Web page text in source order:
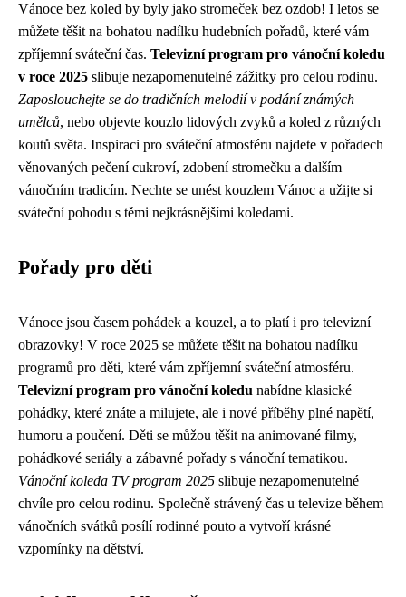
Vánoce bez koled by byly jako stromeček bez ozdob! I letos se
můžete těšit na bohatou nadílku hudebních pořadů, které vám
zpříjemní sváteční čas. Televizní program pro vánoční koledu
v roce 2025 slibuje nezapomenutelné zážitky pro celou rodinu.
Zaposlouchejte se do tradičních melodií v podání známých
umělců, nebo objevte kouzlo lidových zvyků a koled z různých
koutů světa. Inspiraci pro sváteční atmosféru najdete v pořadech
věnovaných pečení cukroví, zdobení stromečku a dalším
vánočním tradicím. Nechte se unést kouzlem Vánoc a užijte si
sváteční pohodu s těmi nejkrásnějšími koledami.
Pořady pro děti
Vánoce jsou časem pohádek a kouzel, a to platí i pro televizní
obrazovky! V roce 2025 se můžete těšit na bohatou nadílku
programů pro děti, které vám zpříjemní sváteční atmosféru.
Televizní program pro vánoční koledu nabídne klasické
pohádky, které znáte a milujete, ale i nové příběhy plné napětí,
humoru a poučení. Děti se můžou těšit na animované filmy,
pohádkové seriály a zábavné pořady s vánoční tematikou.
Vánoční koleda TV program 2025 slibuje nezapomenutelné
chvíle pro celou rodinu. Společně strávený čas u televize během
vánočních svátků posílí rodinné pouto a vytvoří krásné
vzpomínky na dětství.